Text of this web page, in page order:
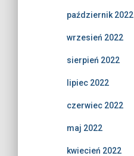
październik 2022
wrzesień 2022
sierpień 2022
lipiec 2022
czerwiec 2022
maj 2022
kwiecień 2022